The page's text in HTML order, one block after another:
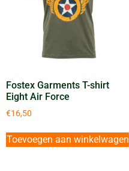
Fostex Garments T-shirt
Eight Air Force
€16,50
Toevoegen aan winkelwagen